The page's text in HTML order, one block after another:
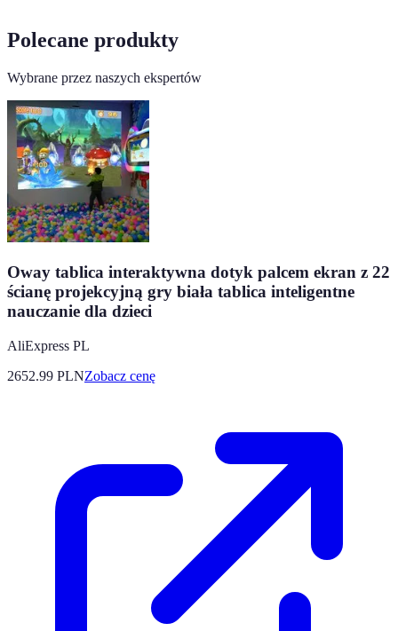
Polecane produkty
Wybrane przez naszych ekspertów
Oway tablica interaktywna dotyk palcem ekran z 22
ścianę projekcyjną gry biała tablica inteligentne
nauczanie dla dzieci
AliExpress PL
2652.99 PLNZobacz cenę